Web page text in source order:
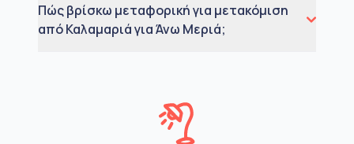
Πώς βρίσκω μεταφορική για μετακόμιση
από Καλαμαριά για Άνω Μεριά;